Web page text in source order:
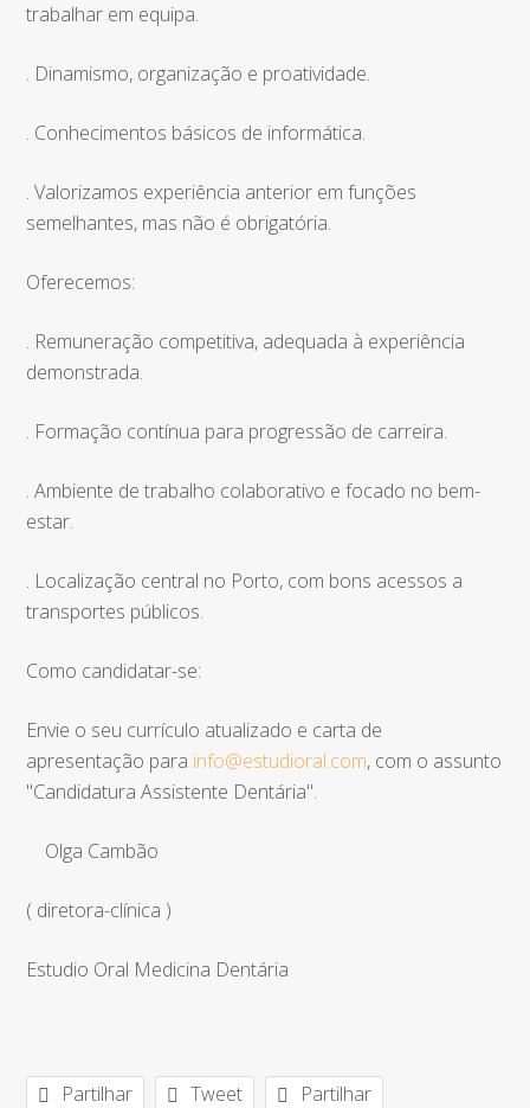
trabalhar em equipa.
. Dinamismo, organização e proatividade.
. Conhecimentos básicos de informática.
. Valorizamos experiência anterior em funções
semelhantes, mas não é obrigatória.
Oferecemos:
. Remuneração competitiva, adequada à experiência
demonstrada.
. Formação contínua para progressão de carreira.
. Ambiente de trabalho colaborativo e focado no bem-
estar.
. Localização central no Porto, com bons acessos a
transportes públicos.
Como candidatar-se:
Envie o seu currículo atualizado e carta de
apresentação para info@estudioral.com, com o assunto
"Candidatura Assistente Dentária".
Olga Cambão
( diretora-clínica )
Estudio Oral Medicina Dentária
Partilhar Tweet Partilhar